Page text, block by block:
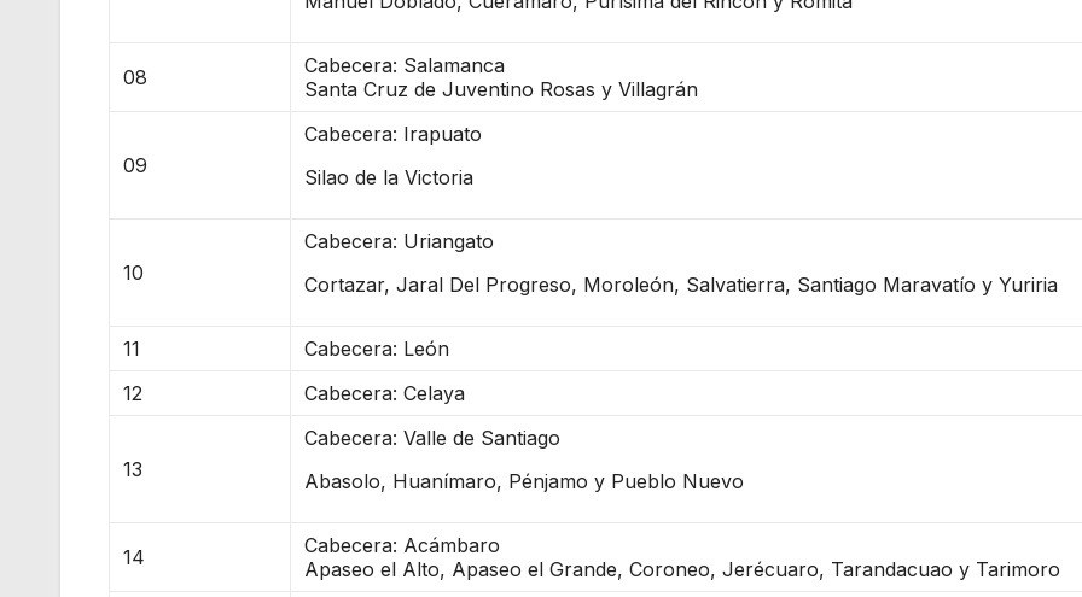
08
Cabecera: Salamanca
Santa Cruz de Juventino Rosas y Villagrán
09
Cabecera: Irapuato
Silao de la Victoria
10
Cabecera: Uriangato
Cortazar, Jaral Del Progreso, Moroleón, Salvatierra, Santiago Maravatío y Yuriria
11
Cabecera: León
12
Cabecera: Celaya
13
Cabecera: Valle de Santiago
Abasolo, Huanímaro, Pénjamo y Pueblo Nuevo
14
Cabecera: Acámbaro
Apaseo el Alto, Apaseo el Grande, Coroneo, Jerécuaro, Tarandacuao y Tarimoro